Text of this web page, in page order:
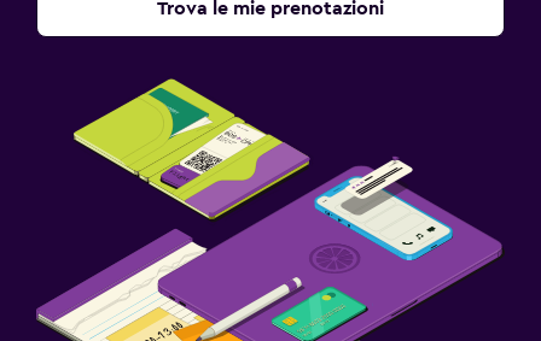
Trova le mie prenotazioni